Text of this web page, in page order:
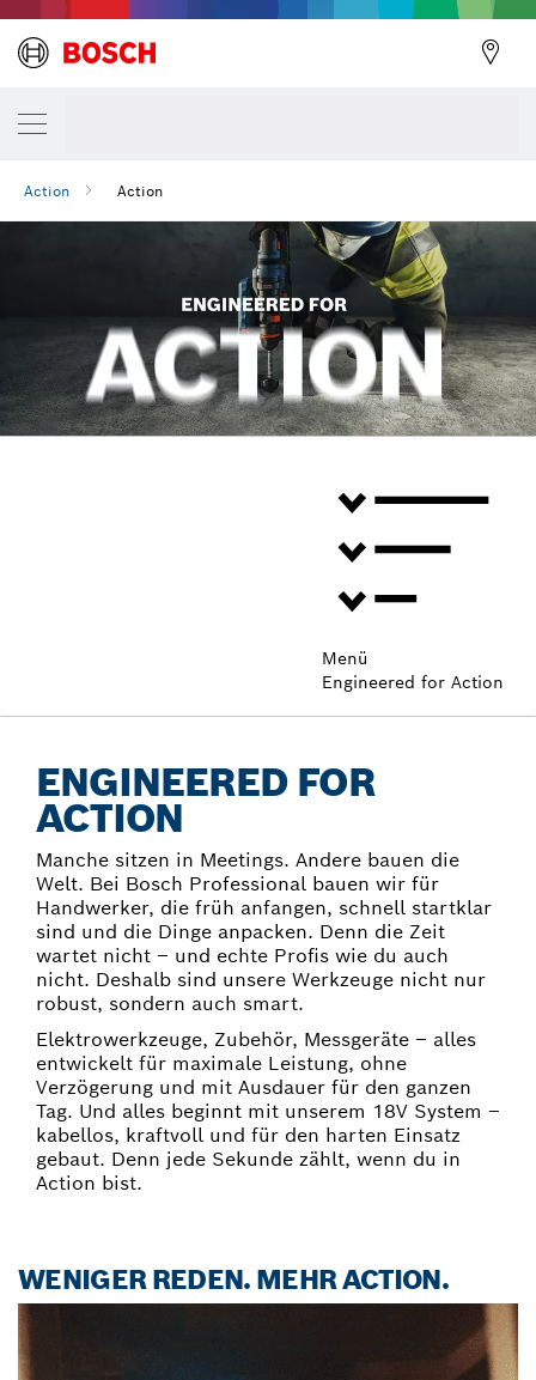
Action Action
Menü
Engineered for Action
ENGINEERED FOR
ACTION
Manche sitzen in Meetings. Andere bauen die
Welt. Bei Bosch Professional bauen wir für
Handwerker, die früh anfangen, schnell startklar
sind und die Dinge anpacken. Denn die Zeit
wartet nicht – und echte Profis wie du auch
nicht. Deshalb sind unsere Werkzeuge nicht nur
robust, sondern auch smart.​
Elektrowerkzeuge, Zubehör, Messgeräte – alles
entwickelt für maximale Leistung, ohne
Verzögerung und mit Ausdauer für den ganzen
Tag. Und alles beginnt mit unserem 18V System –
kabellos, kraftvoll und für den harten Einsatz
gebaut. Denn jede Sekunde zählt, wenn du in
Action bist.​
WENIGER REDEN. MEHR ACTION.